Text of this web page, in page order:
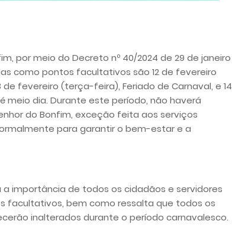
por meio do Decreto nº 40/2024 de 29 de janeiro
como pontos facultativos são 12 de fevereiro
fevereiro (terça-feira), Feriado de Carnaval, e 14
dia. Durante este período, não haverá
do Bonfim, exceção feita aos serviços
para garantir o bem-estar e a
importância de todos os cidadãos e servidores
facultativos, bem como ressalta que todos os
inalterados durante o período carnavalesco.